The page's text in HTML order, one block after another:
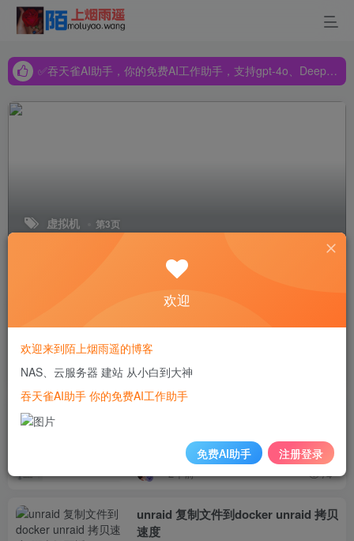
✅吞天雀AI助手，你的免费AI工作助手，支持gpt-4o、DeepSeek、Claude🔥🔥🔥🔥
✅吞天雀AI助手，你的免费AI工作助手，支持gpt-4o、DeepSeek、Claude🔥🔥🔥🔥
虚拟机 第3页
评论
ESXi、PVE、unRaid的介绍及对比
2年前
教程转载
2年前 74
unraid 复制文件到docker unraid 拷贝
速度
欢迎
欢迎来到陌上烟雨遥的博客
NAS、云服务器 建站 从小白到大神
吞天雀AI助手 你的免费AI工作助手
免费AI助手 注册登录